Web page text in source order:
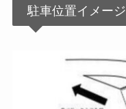
駐車位置イメージ